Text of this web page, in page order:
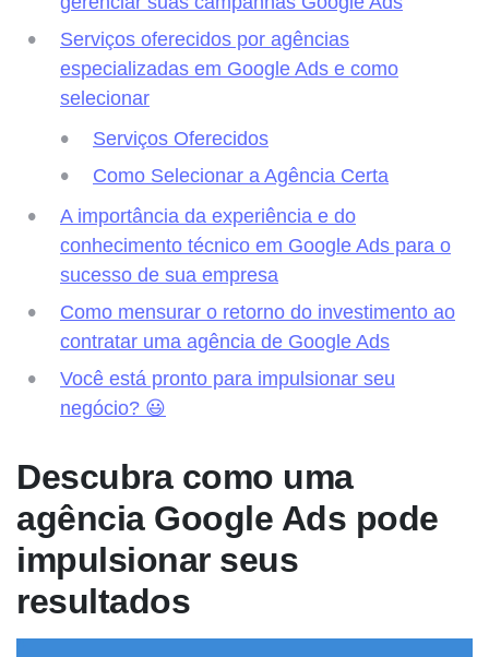
Serviços oferecidos por agências
especializadas em Google Ads e como
selecionar
Serviços Oferecidos
Como Selecionar a Agência Certa
A importância da experiência e do
conhecimento técnico em Google Ads para o
sucesso de sua empresa
Como mensurar o retorno do investimento ao
contratar uma agência de Google Ads
Você está pronto para impulsionar seu
negócio? 😃
Descubra como uma
agência Google Ads pode
impulsionar seus
resultados